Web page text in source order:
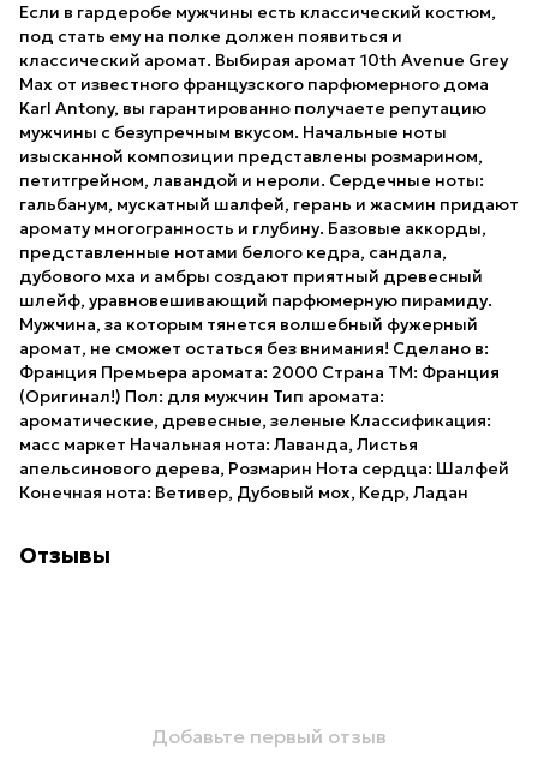
Если в гардеробе мужчины есть классический костюм,
под стать ему на полке должен появиться и
классический аромат. Выбирая аромат 10th Avenue Grey
Max от известного французского парфюмерного дома
Karl Antony, вы гарантированно получаете репутацию
мужчины с безупречным вкусом. Начальные ноты
изысканной композиции представлены розмарином,
петитгрейном, лавандой и нероли. Сердечные ноты:
гальбанум, мускатный шалфей, герань и жасмин придают
аромату многогранность и глубину. Базовые аккорды,
представленные нотами белого кедра, сандала,
дубового мха и амбры создают приятный древесный
шлейф, уравновешивающий парфюмерную пирамиду.
Мужчина, за которым тянется волшебный фужерный
аромат, не сможет остаться без внимания! Сделано в:
Франция Премьера аромата: 2000 Страна ТМ: Франция
(Оригинал!) Пол: для мужчин Тип аромата:
ароматические, древесные, зеленые Классификация:
масс маркет Начальная нота: Лаванда, Листья
апельсинового дерева, Розмарин Нота сердца: Шалфей
Конечная нота: Ветивер, Дубовый мох, Кедр, Ладан
Отзывы
Добавьте первый отзыв